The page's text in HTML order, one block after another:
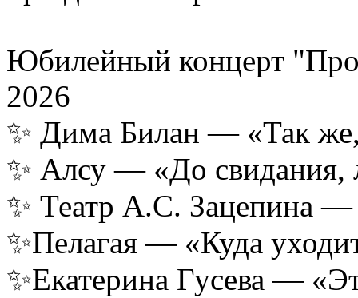
Юбилейный концерт
2026
✨ Дима Билан — «Так же,
✨ Алсу — «До свидания,
✨ Театр А.С. Зацепина
✨Пелагая — «Куда
✨Екатерина Гусева —